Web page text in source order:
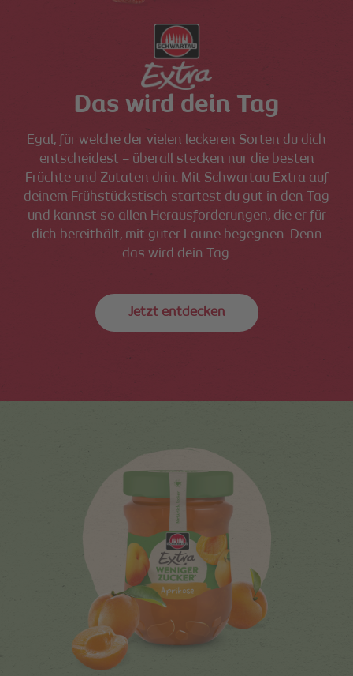
Das wird dein Tag
Egal, für welche der vielen leckeren Sorten du dich
entscheidest – überall stecken nur die besten
Früchte und Zutaten drin. Mit Schwartau Extra auf
deinem Frühstückstisch startest du gut in den Tag
und kannst so allen Herausforderungen, die er für
dich bereithält, mit guter Laune begegnen. Denn
das wird dein Tag.
Jetzt entdecken